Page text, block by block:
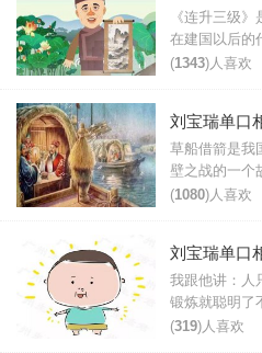
《连升三级
在建国以后的
(1343)人喜欢
刘宝瑞单口
草船借箭是我
壁之战的一个
(1080)人喜欢
刘宝瑞单口
我跟他讲：人
锻炼就聪明了
(319)人喜欢